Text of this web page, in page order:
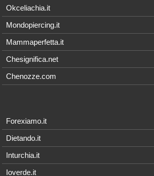
Okceliachia.it
Mondopiercing.it
Mammaperfetta.it
Chesignifica.net
Chenozze.com
Forexiamo.it
Dietando.it
Inturchia.it
Ioverde.it